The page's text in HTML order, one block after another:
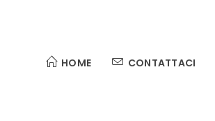
HOME CONTATTACI